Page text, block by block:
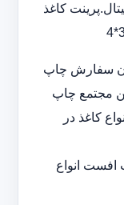
کاغذ
سفارش چاپ
مجتمع چاپ
کاغذ در
انواع